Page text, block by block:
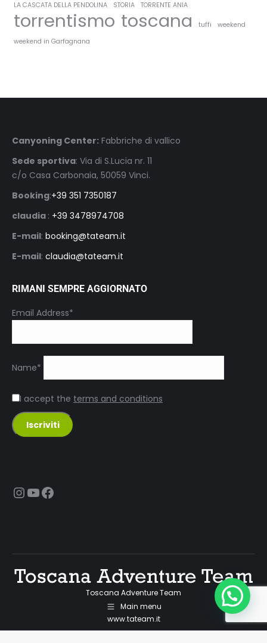
LA CASCATA DELLA PENDOLINA
STORIA TORRENTE ANIA
torrentismo toscana tuffi
weekend
weekend in Garfagnana
Canyoning Center: Fabbriche di vallico
Sede sportiva: Via di S.Lucia nr. 11
c/o Casa Carbonaia, 50059 Vinci.
Booking:+39 351 7350187
claudia : +39 3478974708
E-mail: booking@tateam.it
E-mail: claudia@tateam.it
RIMANI SEMPRE AGGIORNATO
Email Address*
Name*
I accept the terms and conditions
Instagram
YouTube
Facebook
Toscana Adventure Team
Main menu
www.tateam.it